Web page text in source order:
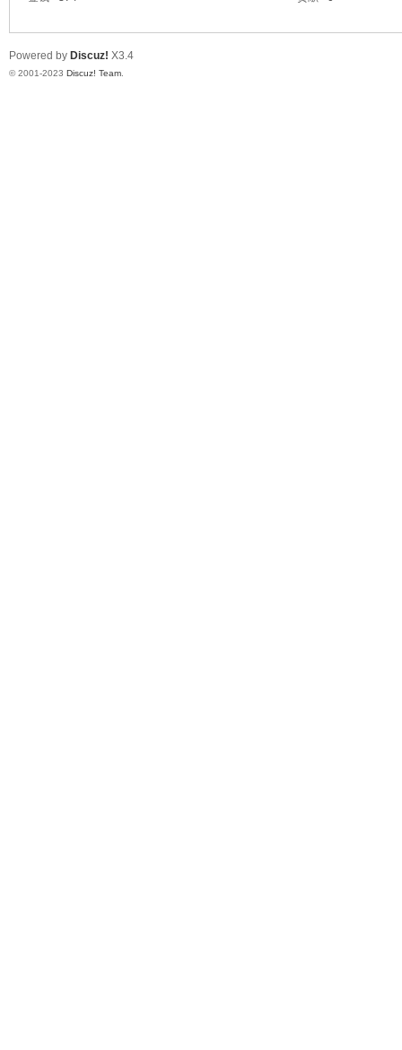
社
Powered by Discuz! X3.4
© 2001-2023 Discuz! Team